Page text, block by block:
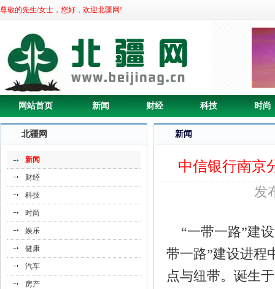
尊敬的先生/女士，您好，欢迎北疆网!
网站首页 新闻 财经 科技 时尚
北疆网
新闻
财经
科技
时尚
娱乐
健康
汽车
房产
《清代康熙通宝》
《获长期安全性毒理检测报告的NMN产
品中国》
新闻
中信银行南京
发
“一带一路”建
带一路”建设进程
点与纽带。诞生